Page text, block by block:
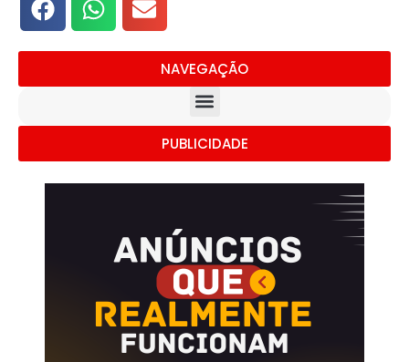
NAVEGAÇÃO
PUBLICIDADE